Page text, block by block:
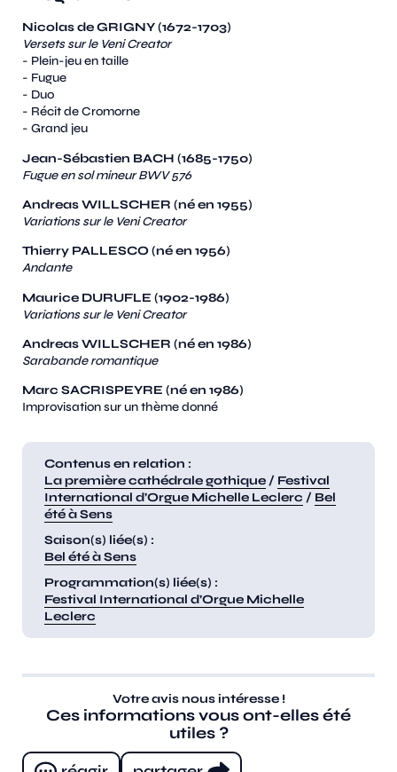
Nicolas de GRIGNY (1672-1703)
Versets sur le Veni Creator
- Plein-jeu en taille
- Fugue
- Duo
- Récit de Cromorne
- Grand jeu
Jean-Sébastien BACH (1685-1750)
Fugue en sol mineur BWV 576
Andreas WILLSCHER (né en 1955)
Variations sur le Veni Creator
Thierry PALLESCO (né en 1956)
Andante
Maurice DURUFLE (1902-1986)
Variations sur le Veni Creator
Andreas WILLSCHER (né en 1986)
Sarabande romantique
Marc SACRISPEYRE (né en 1986)
Improvisation sur un thème donné
Contenus en relation :
La première cathédrale gothique / Festival
International d’Orgue Michelle Leclerc / Bel
été à Sens
Saison(s) liée(s) :
Bel été à Sens
Programmation(s) liée(s) :
Festival International d’Orgue Michelle
Leclerc
Votre avis nous intéresse !
Ces informations vous ont-elles été
utiles ?